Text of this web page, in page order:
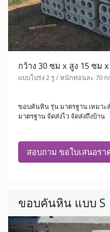
กว้าง 30 ซม x สูง 15 ซม
แบบโปร่ง 2 รู / หนักท่อนละ 70 ก
ขอบคันหิน รุ่น มาตรฐาน เหมา
มาตรฐาน จัดส่งไว จัดส่งถึงบ้าน
สอบถาม ขอใบเสนอรา
ขอบคันหิน แบบ S